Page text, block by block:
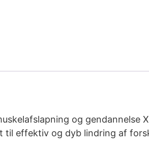
og gendannelse
til effektiv og dyb lindring af